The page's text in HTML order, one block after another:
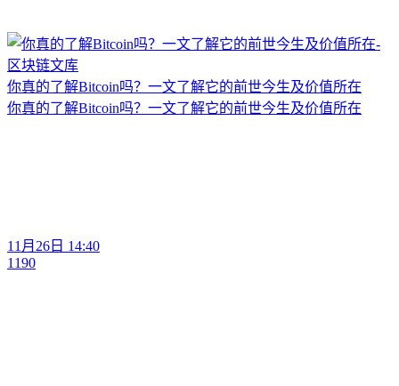
你真的了解Bitcoin吗？一文了解它的前世今生及价值所在
你真的了解Bitcoin吗？一文了解它的前世今生及价值所在
11月26日 14:40
1190